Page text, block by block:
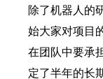
除了机器人的
始大家对项目
在团队中要承
定了半年的长